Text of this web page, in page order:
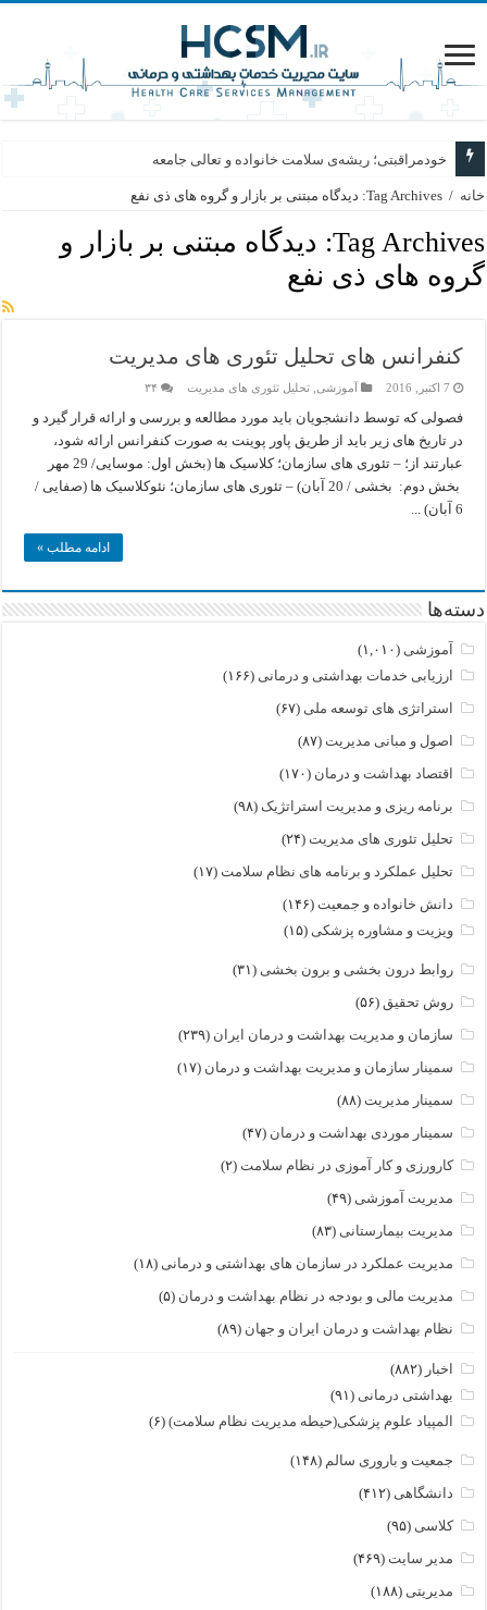
خودمراقبتی؛ ریشه‌ی سلامت خانواده و تعالی جامعه
خانه / Tag Archives: دیدگاه مبتنی بر بازار و گروه های ذی نفع
Tag Archives: دیدگاه مبتنی بر بازار و
گروه های ذی نفع
کنفرانس های تحلیل تئوری های مدیریت
7 اکتبر, 2016 آموزشی ,تحلیل تئوری های مدیریت ۳۴
فصولی که توسط دانشجویان باید مورد مطالعه و بررسی و ارائه قرار گیرد و
در تاریخ های زیر باید از طریق پاور پوینت به صورت کنفرانس ارائه شود،
عبارتند از؛ – تئوری های سازمان؛ کلاسیک ها (بخش اول: موسایی/ 29 مهر
بخش دوم: بخشی / 20 آبان) – تئوری های سازمان؛ نئوکلاسیک ها (صفایی /
6 آبان) ...
ادامه مطلب »
دسته‌ها
آموزشی (۱,۰۱۰)
ارزیابی خدمات بهداشتی و درمانی (۱۶۶)
استراتژی های توسعه ملی (۶۷)
اصول و مبانی مدیریت (۸۷)
اقتصاد بهداشت و درمان (۱۷۰)
برنامه ریزی و مدیریت استراتژیک (۹۸)
تحلیل تئوری های مدیریت (۲۴)
تحلیل عملکرد و برنامه های نظام سلامت (۱۷)
دانش خانواده و جمعیت (۱۴۶)
ویزیت و مشاوره پزشکی (۱۵)
روابط درون بخشی و برون بخشی (۳۱)
روش تحقیق (۵۶)
سازمان و مدیریت بهداشت و درمان ایران (۲۳۹)
سمینار سازمان و مدیریت بهداشت و درمان (۱۷)
سمینار مدیریت (۸۸)
سمینار موردی بهداشت و درمان (۴۷)
کارورزی و کار آموزی در نظام سلامت (۲)
مدیریت آموزشی (۴۹)
مدیریت بیمارستانی (۸۳)
مدیریت عملکرد در سازمان های بهداشتی و درمانی (۱۸)
مدیریت مالی و بودجه در نظام بهداشت و درمان (۵)
نظام بهداشت و درمان ایران و جهان (۸۹)
اخبار (۸۸۲)
بهداشتی درمانی (۹۱)
المپیاد علوم پزشکی(حیطه مدیریت نظام سلامت) (۶)
جمعیت و باروری سالم (۱۴۸)
دانشگاهی (۴۱۲)
کلاسی (۹۵)
مدیر سایت (۴۶۹)
مدیریتی (۱۸۸)